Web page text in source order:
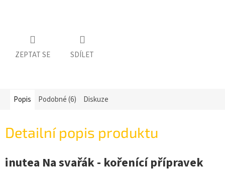
ZEPTAT SE SDÍLET
Popis Podobné (6) Diskuze
Detailní popis produktu
inutea Na svařák - kořenící přípravek